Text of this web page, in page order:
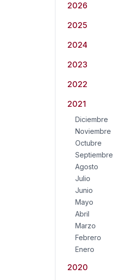
2026
2025
2024
2023
2022
2021
Diciembre
Noviembre
Octubre
Septiembre
Agosto
Julio
Junio
Mayo
Abril
Marzo
Febrero
Enero
2020